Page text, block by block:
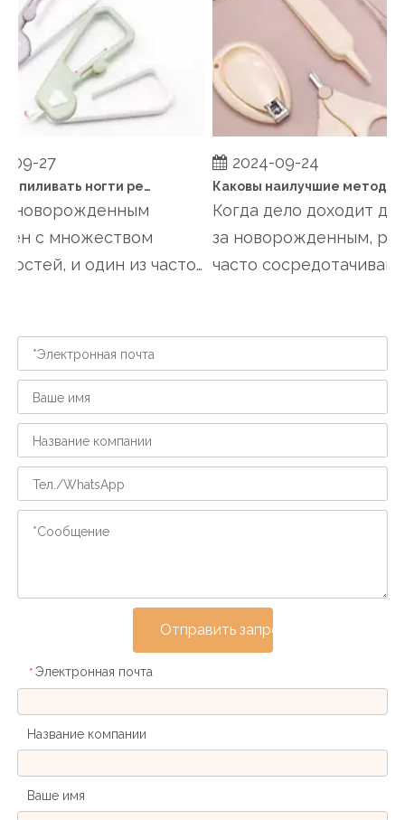
09-27
Когда подпиливать ногти ребенку?
новорожденным
с множеством
и один из часто
2024-09-24
Когда дело доходит до
за новорожденным,
часто
Отправить запрос
* Электронная почта
Название компании
Ваше имя